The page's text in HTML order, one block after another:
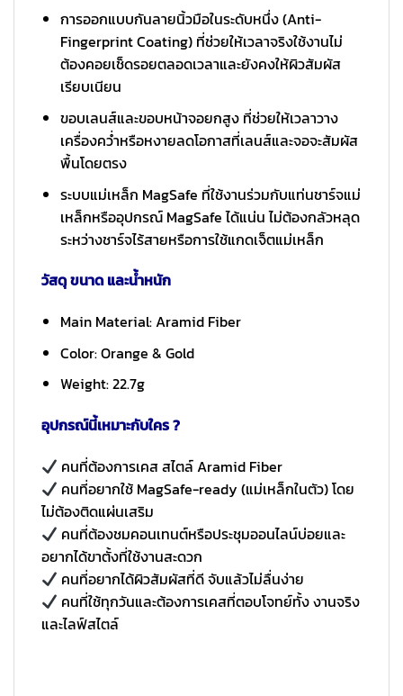
การออกแบบกันลายนิ้วมือในระดับหนึ่ง (Anti-
Fingerprint Coating) ที่ช่วยให้เวลาจริงใช้งานไม่
ต้องคอยเช็ดรอยตลอดเวลาและยังคงให้ผิวสัมผัส
เรียบเนียน
ขอบเลนส์และขอบหน้าจอยกสูง ที่ช่วยให้เวลาวาง
เครื่องคว่ำหรือหงายลดโอกาสที่เลนส์และจอจะสัมผัส
พื้นโดยตรง
ระบบแม่เหล็ก MagSafe ที่ใช้งานร่วมกับแท่นชาร์จแม่
เหล็กหรืออุปกรณ์ MagSafe ได้แน่น ไม่ต้องกลัวหลุด
ระหว่างชาร์จไร้สายหรือการใช้แกดเจ็ตแม่เหล็ก
วัสดุ ขนาด และน้ำหนัก
Main Material: Aramid Fiber
Color: Orange & Gold
Weight: 22.7g
อุปกรณ์นี้เหมาะกับใคร ?
คนที่ต้องการเคส สไตล์ Aramid Fiber
คนที่อยากใช้ MagSafe-ready (แม่เหล็กในตัว) โดย
ไม่ต้องติดแผ่นเสริม
คนที่ต้องชมคอนเทนต์หรือประชุมออนไลน์บ่อยและ
อยากได้ขาตั้งที่ใช้งานสะดวก
คนที่อยากได้ผิวสัมผัสที่ดี จับแล้วไม่ลื่นง่าย
คนที่ใช้ทุกวันและต้องการเคสที่ตอบโจทย์ทั้ง งานจริง
และไลฟ์สไตล์